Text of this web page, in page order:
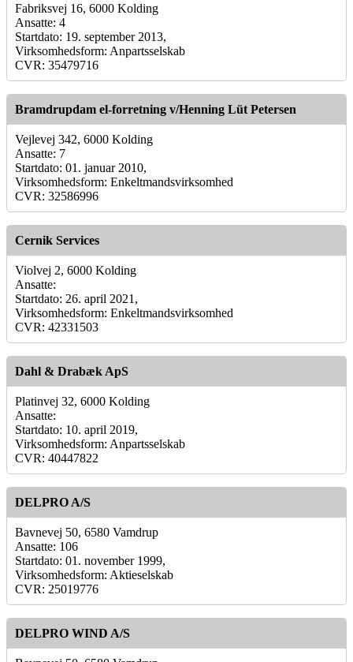
Fabriksvej 16, 6000 Kolding
Ansatte: 4
Startdato: 19. september 2013,
Virksomhedsform: Anpartsselskab
CVR: 35479716
Bramdrupdam el-forretning v/Henning Lüt Petersen
Vejlevej 342, 6000 Kolding
Ansatte: 7
Startdato: 01. januar 2010,
Virksomhedsform: Enkeltmandsvirksomhed
CVR: 32586996
Cernik Services
Violvej 2, 6000 Kolding
Ansatte:
Startdato: 26. april 2021,
Virksomhedsform: Enkeltmandsvirksomhed
CVR: 42331503
Dahl & Drabæk ApS
Platinvej 32, 6000 Kolding
Ansatte:
Startdato: 10. april 2019,
Virksomhedsform: Anpartsselskab
CVR: 40447822
DELPRO A/S
Bavnevej 50, 6580 Vamdrup
Ansatte: 106
Startdato: 01. november 1999,
Virksomhedsform: Aktieselskab
CVR: 25019776
DELPRO WIND A/S